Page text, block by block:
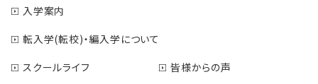
入学案内
転入学(転校)・編入学について
スクールライフ
皆様からの声